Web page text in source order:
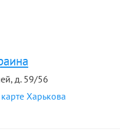
д. 59/56
Харькова